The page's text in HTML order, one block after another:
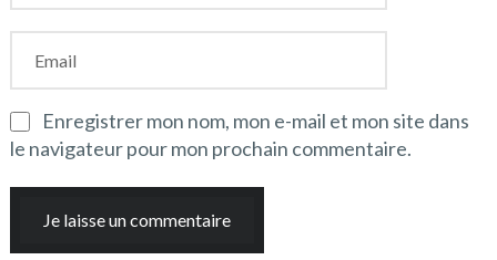
Enregistrer mon nom, mon e-mail et mon site dans
le navigateur pour mon prochain commentaire.